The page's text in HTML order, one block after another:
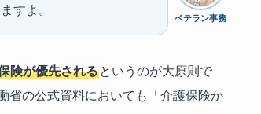
ベテラン事務
すよ。
険が優先されるというのが大原則で
省の公式資料においても「介護保険か